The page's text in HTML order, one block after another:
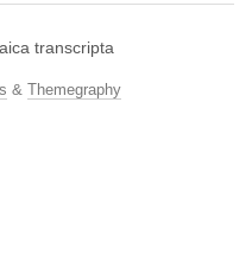
transcripta
& Themegraphy